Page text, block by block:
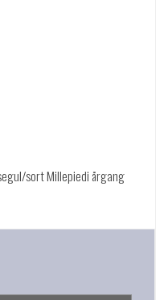
sort Millepiedi årgang